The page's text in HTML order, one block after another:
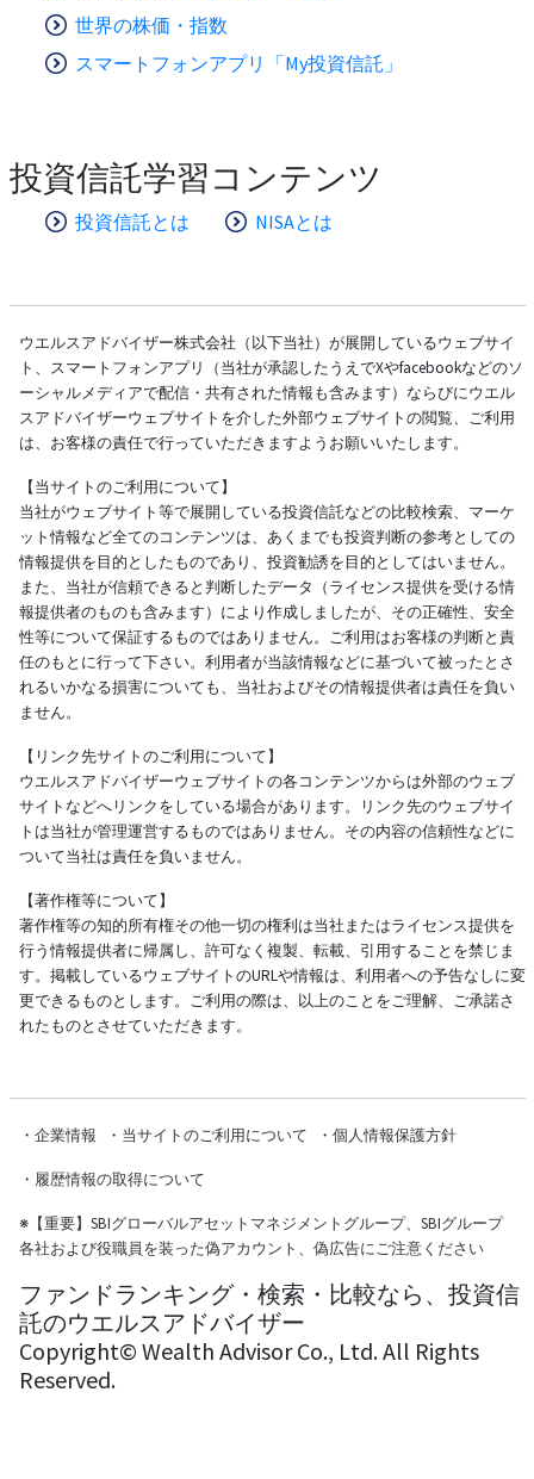
世界の株価・指数
スマートフォンアプリ「My投資信託」
投資信託学習コンテンツ
投資信託とは NISAとは
ウエルスアドバイザー株式会社（以下当社）が展開しているウェブサイ
ト、スマートフォンアプリ（当社が承認したうえでXやfacebookなどのソ
ーシャルメディアで配信・共有された情報も含みます）ならびにウエル
スアドバイザーウェブサイトを介した外部ウェブサイトの閲覧、ご利用
は、お客様の責任で行っていただきますようお願いいたします。
【当サイトのご利用について】
当社がウェブサイト等で展開している投資信託などの比較検索、マーケ
ット情報など全てのコンテンツは、あくまでも投資判断の参考としての
情報提供を目的としたものであり、投資勧誘を目的としてはいません。
また、当社が信頼できると判断したデータ（ライセンス提供を受ける情
報提供者のものも含みます）により作成しましたが、その正確性、安全
性等について保証するものではありません。ご利用はお客様の判断と責
任のもとに行って下さい。利用者が当該情報などに基づいて被ったとさ
れるいかなる損害についても、当社およびその情報提供者は責任を負い
ません。
【リンク先サイトのご利用について】
ウエルスアドバイザーウェブサイトの各コンテンツからは外部のウェブ
サイトなどへリンクをしている場合があります。リンク先のウェブサイ
トは当社が管理運営するものではありません。その内容の信頼性などに
ついて当社は責任を負いません。
【著作権等について】
著作権等の知的所有権その他一切の権利は当社またはライセンス提供を
行う情報提供者に帰属し、許可なく複製、転載、引用することを禁じま
す。掲載しているウェブサイトのURLや情報は、利用者への予告なしに変
更できるものとします。ご利用の際は、以上のことをご理解、ご承諾さ
れたものとさせていただきます。
・ 企業情報 ・ 当サイトのご利用について ・ 個人情報保護方針
・ 履歴情報の取得について
※【重要】SBIグローバルアセットマネジメントグループ、SBIグループ
各社および役職員を装った偽アカウント、偽広告にご注意ください
ファンドランキング・検索・比較なら、投資信
託のウエルスアドバイザー
Copyright© Wealth Advisor Co., Ltd. All Rights
Reserved.